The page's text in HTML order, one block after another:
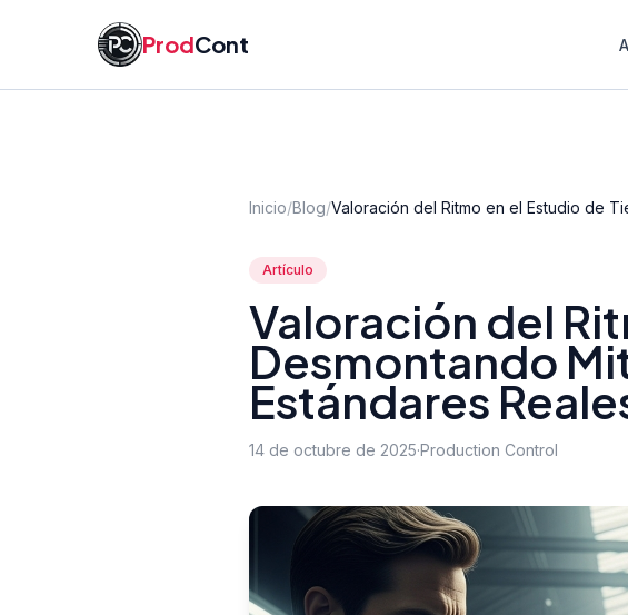
ProdCont
Inicio/Blog/Valoración del Ritmo en el Estudio de
Artículo
Valoración del
Desmontando
Estándares
14 de octubre de 2025·Production Control